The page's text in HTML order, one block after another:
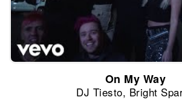
On My Way
DJ Tiesto, Bright